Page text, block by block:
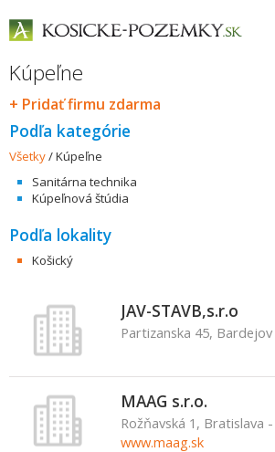
Kúpeľne
+ Pridať firmu zdarma
Podľa kategórie
Všetky/Kúpeľne
Sanitárna technika
Kúpeľnová štúdia
Podľa lokality
Košický
JAV-STAVB,s.r.o
Partizanska 45, Bardejov
MAAG s.r.o.
Rožňavská 1, Bratislava
www.maag.sk